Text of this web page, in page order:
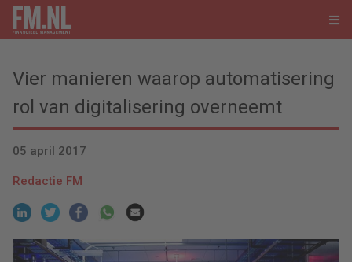
Vier manieren waarop automatisering
rol van digitalisering overneemt
05 april 2017
Redactie FM